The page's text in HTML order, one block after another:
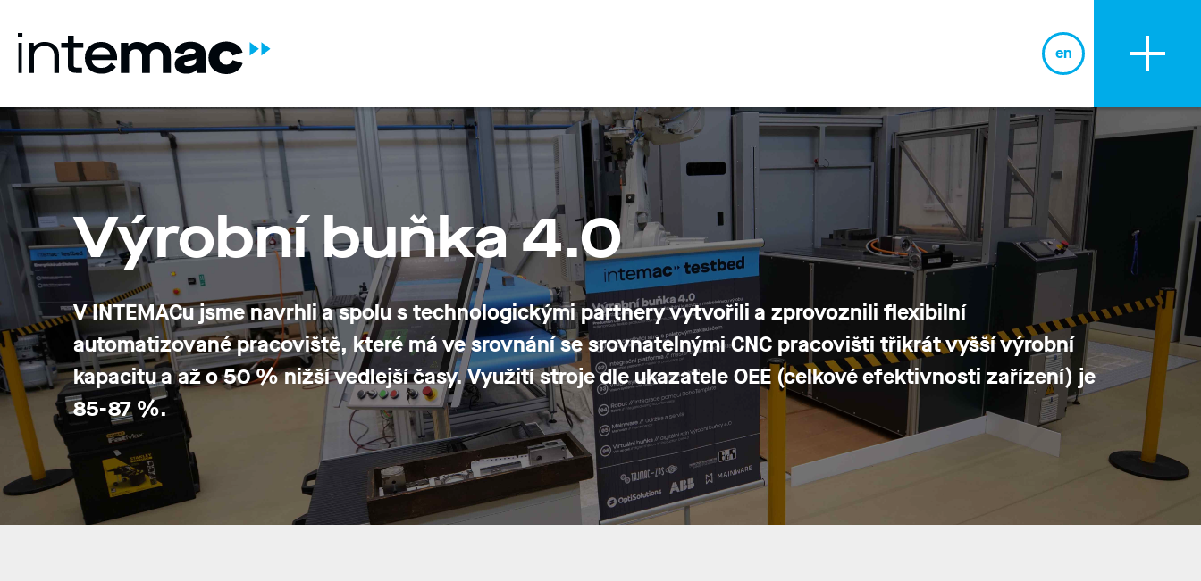
BLOG
en
Výrobní buňka 4.0
V INTEMACu jsme navrhli a spolu s technologickými partnery vytvořili a zprovoznili flexibilní
automatizované pracoviště, které má ve srovnání se srovnatelnými CNC pracovišti třikrát vyšší výrobní
kapacitua až o50 % nižší vedlejší časy. Využití stroje dle ukazateleOEE (celkové efektivnosti zařízení) je
85-87 %.